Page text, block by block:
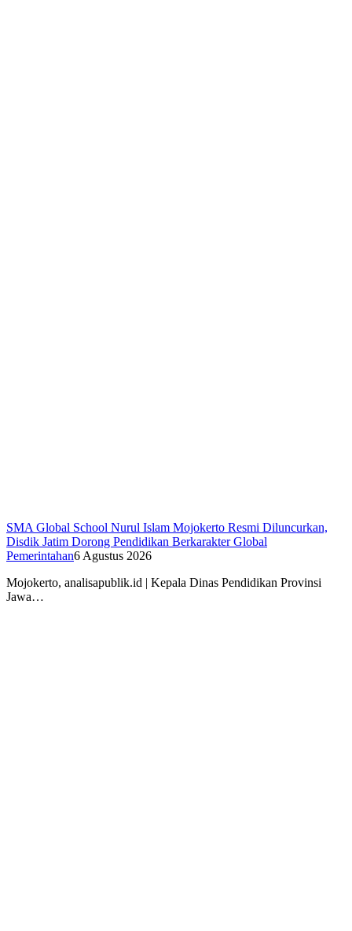
SMA Global School Nurul Islam Mojokerto Resmi Diluncurkan,
Disdik Jatim Dorong Pendidikan Berkarakter Global
Pemerintahan6 Agustus 2026
Mojokerto, analisapublik.id | Kepala Dinas Pendidikan Provinsi
Jawa…